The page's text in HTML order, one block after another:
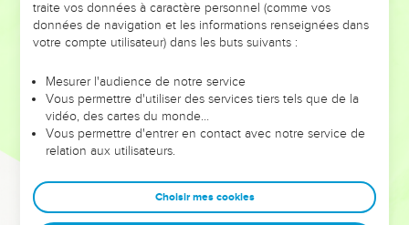
ET SI LEURS ERREURS POUVAIENT VOUS ÉVITER LES
VOTRES ?
leur foi ou leur vision. Mais on voit moins les doutes, les erreurs
et les saisons difficiles qu'ils ont traversés, alors même que ce
sont elles qui les ont façonnés.
Dans cette conférence, leaders, entrepreneurs, et responsables
clés pour avancer avec plus de sagesse afin que leurs erreurs
deviennent vos tremplins. Que vous guidiez un ministère, une
traite vos données à caractère personnel (comme vos
données de navigation et les informations renseignées dans
votre compte utilisateur) dans les buts suivants :
Mesurer l'audience de notre service
Vous permettre d'utiliser des services tiers tels que de la
vidéo, des cartes du monde…
Vous permettre d'entrer en contact avec notre service de
relation aux utilisateurs.
Choisir mes cookies